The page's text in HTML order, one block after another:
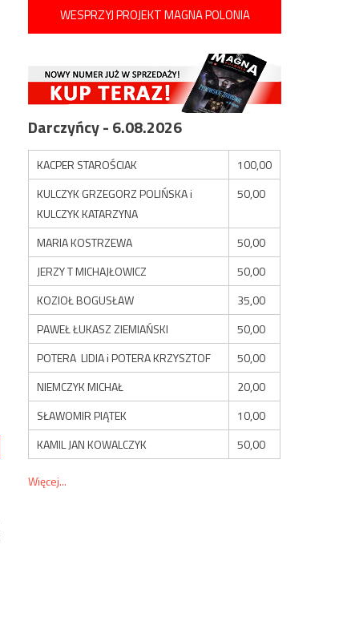
WESPRZYJ PROJEKT MAGNA POLONIA
Darczyńcy - 6.08.2026
KACPER STAROŚCIAK
100,00
KULCZYK GRZEGORZ POLIŃSKA i
KULCZYK KATARZYNA
50,00
MARIA KOSTRZEWA
50,00
JERZY T MICHAJŁOWICZ
50,00
KOZIOŁ BOGUSŁAW
35,00
PAWEŁ ŁUKASZ ZIEMIAŃSKI
50,00
POTERA LIDIA i POTERA KRZYSZTOF
50,00
NIEMCZYK MICHAŁ
20,00
SŁAWOMIR PIĄTEK
10,00
KAMIL JAN KOWALCZYK
50,00
Więcej...